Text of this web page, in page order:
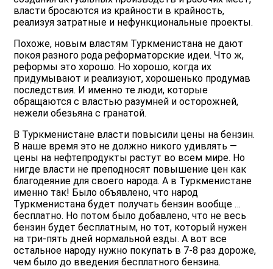
власти бросаются из крайности в крайность,
реализуя затратные и нефункциональные проекты.
Похоже, новым властям Туркменистана не дают
покоя разного рода реформаторские идеи. Что ж,
реформы это хорошо. Но хорошо, когда их
придумывают и реализуют, хорошенько продумав
последствия. И именно те люди, которые
обращаются с властью разумней и осторожней,
нежели обезьяна с гранатой.
В Туркменистане власти повысили цены на бензин.
В наше время это не должно никого удивлять —
цены на нефтепродукты растут во всем мире. Но
нигде власти не преподносят повышение цен как
благодеяние для своего народа. А в Туркменистане
именно так! Было объявлено, что народ
Туркменистана будет получать бензин вообще …
бесплатно. Но потом было добавлено, что не весь
бензин будет бесплатным, но тот, который нужен
на три-пять дней нормальной езды. А вот все
остальное народу нужно покупать в 7-8 раз дороже,
чем было до введения бесплатного бензина.